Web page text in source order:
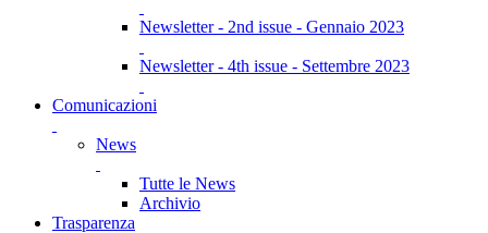
Newsletter - 2nd issue - Gennaio 2023
Newsletter - 4th issue - Settembre 2023
Comunicazioni
News
Tutte le News
Archivio
Trasparenza